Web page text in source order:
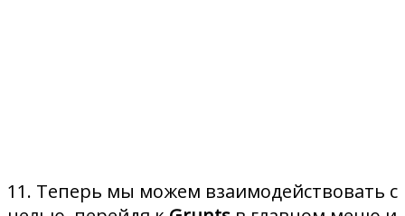
11. Теперь мы можем взаимодействовать с